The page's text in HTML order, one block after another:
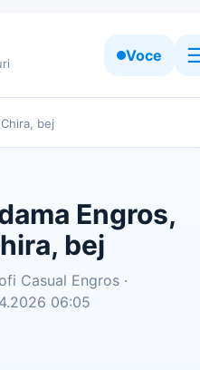
Voce
bej
Engros,
bej
Casual Engros ·
06:05